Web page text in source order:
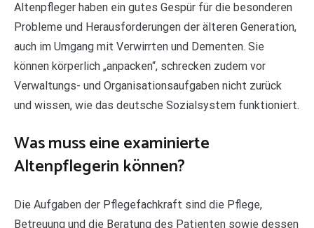
Altenpfleger haben ein gutes Gespür für die besonderen
Probleme und Herausforderungen der älteren Generation,
auch im Umgang mit Verwirrten und Dementen. Sie
können körperlich „anpacken“, schrecken zudem vor
Verwaltungs- und Organisationsaufgaben nicht zurück
und wissen, wie das deutsche Sozialsystem funktioniert.
Was muss eine examinierte
Altenpflegerin können?
Die Aufgaben der Pflegefachkraft sind die Pflege,
Betreuung und die Beratung des Patienten sowie dessen